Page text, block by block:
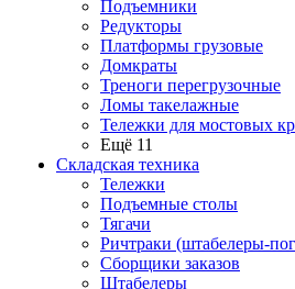
Подъемники
Редукторы
Платформы грузовые
Домкраты
Треноги перегрузочные
Ломы такелажные
Тележки для мостовых
Ещё 11
Складская техника
Тележки
Подъемные столы
Тягачи
Ричтраки (штабелеры-
Сборщики заказов
Штабелеры